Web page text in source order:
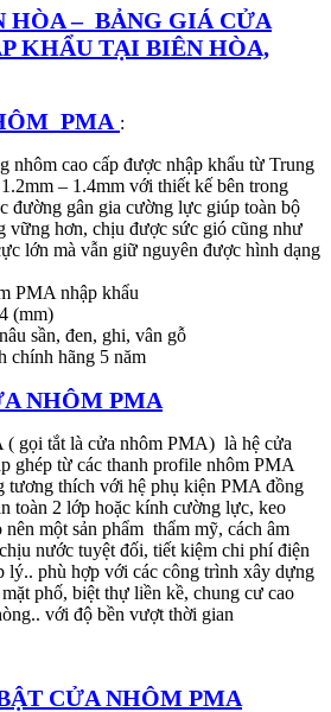
HÒA – BẢNG GIÁ CỬA
KHẨU TẠI BIÊN HÒA,
PMA :
nhôm cao cấp được nhập khẩu từ Trung
– 1.4mm với thiết kế bên trong
đường gân gia cường lực giúp toàn bộ
vững hơn, chịu được sức gió cũng như
lớn mà vẫn giữ nguyên được hình dạng
PMA nhập khẩu
(mm)
sần, đen, ghi, vân gỗ
chính hãng 5 năm
NHÔM PMA
( gọi tắt là cửa nhôm PMA) là hệ cửa
ghép từ các thanh profile nhôm PMA
tương thích với hệ phụ kiện PMA đồng
toàn 2 lớp hoặc kính cường lực, keo
một sản phẩm thẩm mỹ, cách âm
nước tuyệt đối, tiết kiệm chi phí điện
lý.. phù hợp với các công trình xây dựng
phố, biệt thự liền kề, chung cư cao
với độ bền vượt thời gian
CỬA NHÔM PMA